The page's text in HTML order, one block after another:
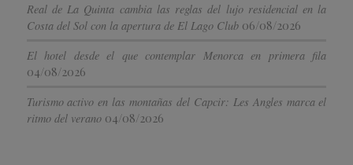
Real de La Quinta cambia las reglas del lujo residencial en la
Costa del Sol con la apertura de El Lago Club 06/08/2026
El hotel desde el que contemplar Menorca en primera fila
04/08/2026
Turismo activo en las montañas del Capcir: Les Angles marca el
ritmo del verano 04/08/2026